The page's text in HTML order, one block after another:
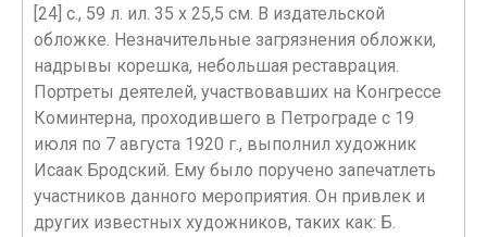
[24] с., 59 л. ил. 35 х 25,5 см. В издательской
обложке. Незначительные загрязнения обложки,
надрывы корешка, небольшая реставрация.
Портреты деятелей, участвовавших на Конгрессе
Коминтерна, проходившего в Петрограде с 19
июля по 7 августа 1920 г., выполнил художник
Исаак Бродский. Ему было поручено запечатлеть
участников данного мероприятия. Он привлек и
других известных художников, таких как: Б.